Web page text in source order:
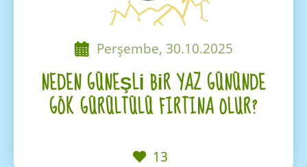
Perşembe, 30.10.2025
NEDEN GÜNEŞLI BIR YAZ GÜNÜNDE
GÖK GÜRÜLTÜLÜ FIRTINA OLUR?
13